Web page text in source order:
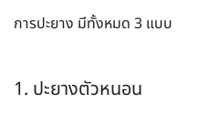
การปะยาง มีทั้งหมด 3 แบบ
1. ปะยางตัวหนอน